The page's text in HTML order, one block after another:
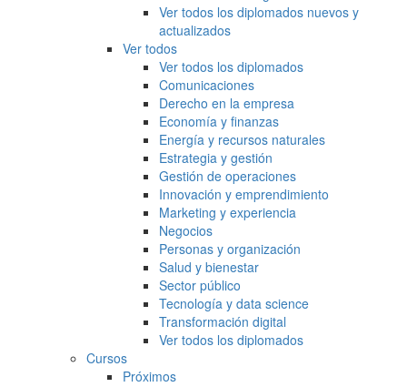
Ver todos los diplomados nuevos y
actualizados
Ver todos
Ver todos los diplomados
Comunicaciones
Derecho en la empresa
Economía y finanzas
Energía y recursos naturales
Estrategia y gestión
Gestión de operaciones
Innovación y emprendimiento
Marketing y experiencia
Negocios
Personas y organización
Salud y bienestar
Sector público
Tecnología y data science
Transformación digital
Ver todos los diplomados
Cursos
Próximos